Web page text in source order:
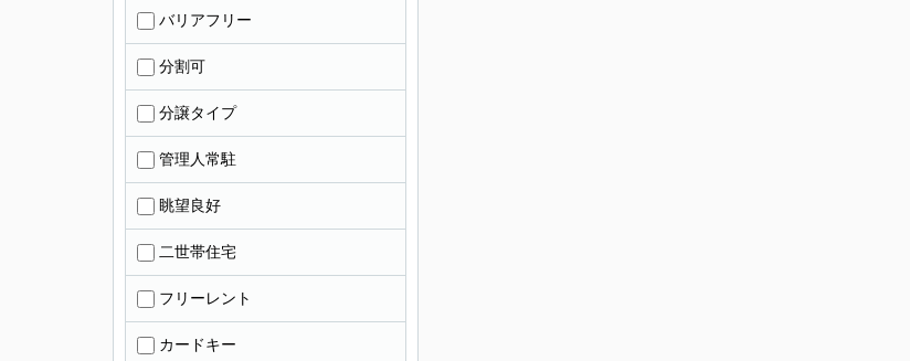
バリアフリー
分割可
分譲タイプ
管理人常駐
眺望良好
二世帯住宅
フリーレント
カードキー